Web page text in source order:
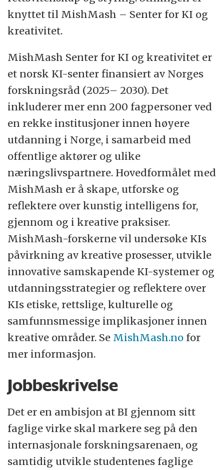
utdanningstilbud. BIs Strategi 2030 har
definert tydelige mål for å sikre at skolen
leverer kunnskap som forandrer gjennom
førsteklasses forskning og enestående
læringsopplevelser. Vi gir virksomheter
kunnskapen de trenger for å lykkes og
mennesker muligheten til å bygge
meningsfylte karrierer.
knyttet til MishMash – Senter for KI og
kreativitet.
MishMash Senter for KI og kreativitet er
et norsk KI-senter finansiert av Norges
forskningsråd (2025– 2030). Det
inkluderer mer enn 200 fagpersoner ved
en rekke institusjoner innen høyere
utdanning i Norge, i samarbeid med
offentlige aktører og ulike
næringslivspartnere. Hovedformålet med
MishMash er å skape, utforske og
reflektere over kunstig intelligens for,
gjennom og i kreative praksiser.
MishMash-forskerne vil undersøke KIs
påvirkning av kreative prosesser, utvikle
innovative samskapende KI-systemer og
utdanningsstrategier og reflektere over
KIs etiske, rettslige, kulturelle og
samfunnsmessige implikasjoner innen
kreative områder. Se MishMash.no for
mer informasjon.
Jobbeskrivelse
Det er en ambisjon at BI gjennom sitt
faglige virke skal markere seg på den
internasjonale forskningsarenaen, og
samtidig utvikle studentenes faglige